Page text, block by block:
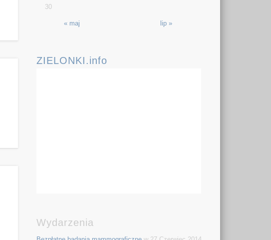
« maj lip »
30
ZIELONKI.info
Wydarzenia